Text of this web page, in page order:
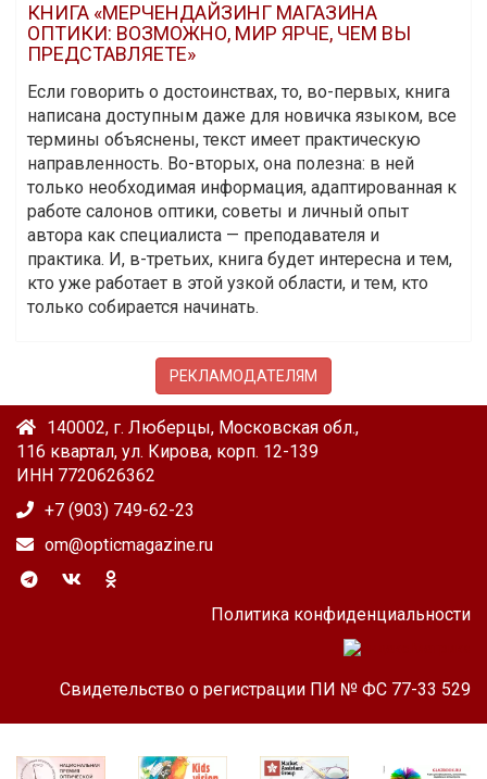
КНИГА «МЕРЧЕНДАЙЗИНГ МАГАЗИНА
ОПТИКИ: ВОЗМОЖНО, МИР ЯРЧЕ, ЧЕМ ВЫ
ПРЕДСТАВЛЯЕТЕ»
Если говорить о достоинствах, то, во-первых, книга
написана доступным даже для новичка языком, все
термины объяснены, текст имеет практическую
направленность. Во-вторых, она полезна: в ней
только необходимая информация, адаптированная к
работе салонов оптики, советы и личный опыт
автора как специалиста — преподавателя и
практика. И, в-третьих, книга будет интересна и тем,
кто уже работает в этой узкой области, и тем, кто
только собирается начинать.
РЕКЛАМОДАТЕЛЯМ
140002, г. Люберцы, Московская обл.,
116 квартал, ул. Кирова, корп. 12-139
ИНН 7720626362
+7 (903) 749-62-23
om@opticmagazine.ru
Политика конфиденциальности
Свидетельство о регистрации ПИ № ФС 77-33 529